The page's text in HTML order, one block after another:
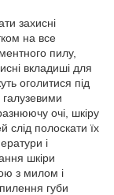
захисні
на все
пилу,
вкладиші для
оголитися під
очі, шкіру
слід полоскати їх
і
шкіри
з милом і
губи